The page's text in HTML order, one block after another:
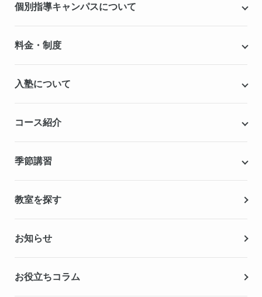
個別指導キャンパスについて
こだわりの個別指導専用教材
料金・制度
無料学力診断テスト
入塾について
無料体験授業
コース紹介
高校生の個別指導コース
季節講習
冬期講習
教室を探す
お知らせ
お役立ちコラム